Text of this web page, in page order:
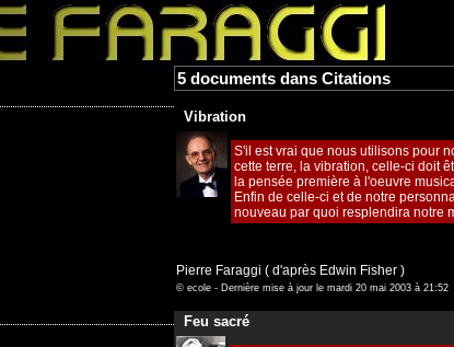
5 documents dans Citations
Vibration
S'il est vrai que nous utilisons pour
cette terre, la vibration, celle-ci doit
la pensée première à l'oeuvre
Enfin de celle-ci et de notre
nouveau par quoi resplendira notre
Pierre Faraggi ( d'après Edwin Fisher )
© ecole - Dernière mise à jour le mardi 20 mai 2003 à 21:52
Feu sacré